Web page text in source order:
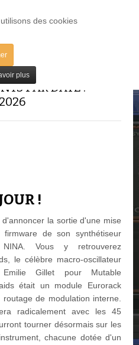
des cookies
plus
LOG IN
PAR DATE :
!
la sortie d'une mise
de son synthétiseur
NINA. Vous y retrouverez
le célèbre macro-oscillateur
Gillet pour Mutable
était un module Eurorack
de modulation interne.
radicalement avec les 45
tourner désormais sur les
chacune dotée d'un